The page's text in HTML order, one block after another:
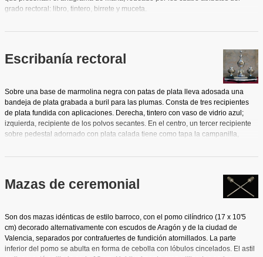
grado rectoral: libro, tintero, birrete y muceta.
Escribanía rectoral
Sobre una base de marmolina negra con patas de plata lleva adosada una
bandeja de plata grabada a buril para las plumas. Consta de tres recipientes
de plata fundida con aplicaciones. Derecha, tintero con vaso de vidrio azul;
izquierda, recipiente de los polvos secantes. En el centro, un tercer recipiente
sobre pedestal adornado con plata calada tiene como tapa la campanilla,
Mazas de ceremonial
Son dos mazas idénticas de estilo barroco, con el pomo cilíndrico (17 x 10'5
cm) decorado alternativamente con escudos de Aragón y de la ciudad de
Valencia, separados por contrafuertes de fundición atornillados. La parte
inferior del pomo se abulta en forma de cebolla con lóbulos cincelados. El astil